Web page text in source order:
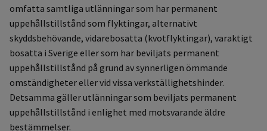
omfatta samtliga utlänningar som har permanent
uppehållstillstånd som flyktingar, alternativt
skyddsbehövande, vidarebosatta (kvotflyktingar), varaktigt
bosatta i Sverige eller som har beviljats permanent
uppehållstillstånd på grund av synnerligen ömmande
omständigheter eller vid vissa verkställighetshinder.
Detsamma gäller utlänningar som beviljats permanent
uppehållstillstånd i enlighet med motsvarande äldre
bestämmelser.